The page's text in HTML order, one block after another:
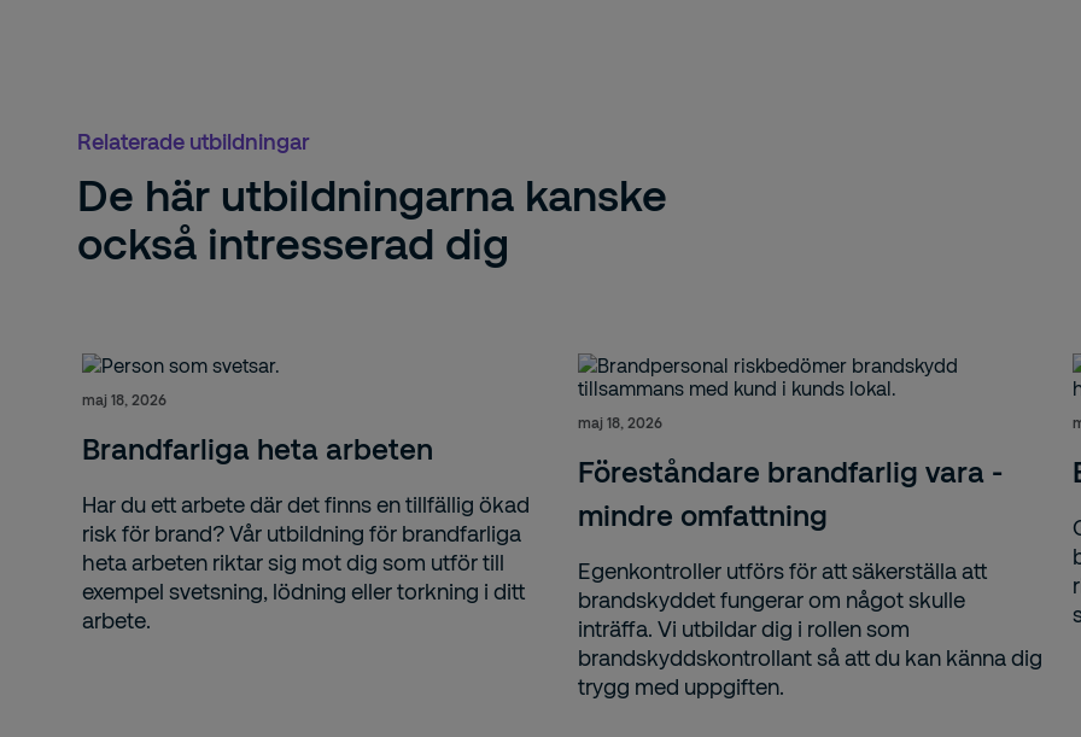
Relaterade utbildningar
De här utbildningarna kanske
också intresserad dig
maj 18, 2026
Brandfarliga heta arbeten
Har du ett arbete där det finns en tillfällig ökad
risk för brand? Vår utbildning för brandfarliga
heta arbeten riktar sig mot dig som utför till
exempel svetsning, lödning eller torkning i ditt
arbete.
maj 18, 2026
Föreståndare brandfarlig vara -
mindre omfattning
Egenkontroller utförs för att säkerställa att
brandskyddet fungerar om något skulle
inträffa. Vi utbildar dig i rollen som
brandskyddskontrollant så att du kan känna dig
trygg med uppgiften.